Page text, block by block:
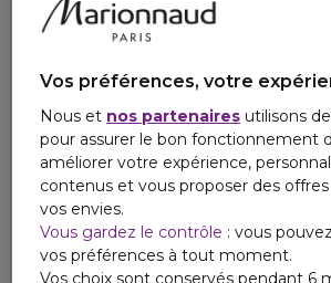
MELVITA
NECTAR PUR
Roll on purifiant SOS imperfections
18,80 € 5 1
Baume
34,20 €
Vos préférences, votre
Nous et nos partenaires utilisons
pour assurer le bon fonctionnement
améliorer votre expérience,
contenus et vous proposer des
vos envies.
Vous gardez le contrôle : vous
vos préférences à tout moment.
Vos choix sont conservés pendant 6